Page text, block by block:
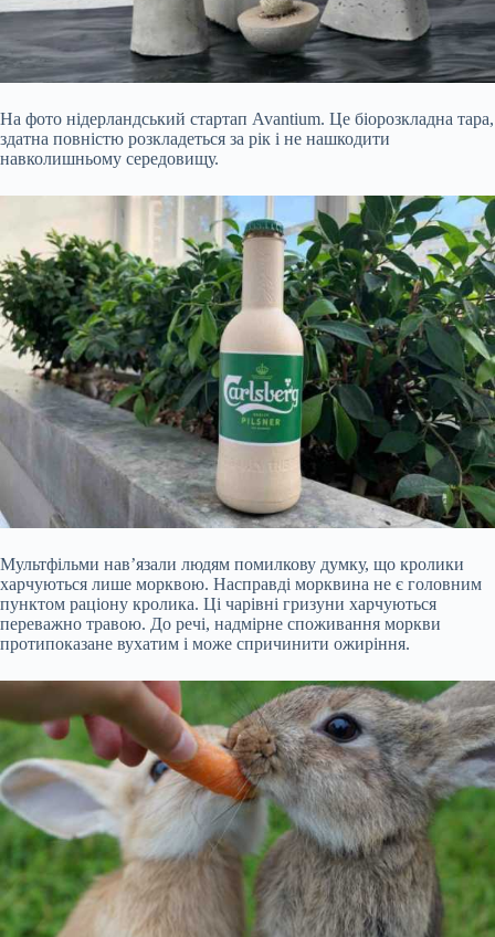
На фото нідерландський стартап Avantium. Це біорозкладна тара,
здатна повністю розкладеться за рік і не нашкодити
навколишньому середовищу.
Мультфільми нав’язали людям помилкову думку, що кролики
харчуються лише морквою. Насправді морквина не є головним
пунктом раціону кролика. Ці чарівні гризуни харчуються
переважно травою. До речі, надмірне споживання моркви
протипоказане вухатим і може спричинити ожиріння.